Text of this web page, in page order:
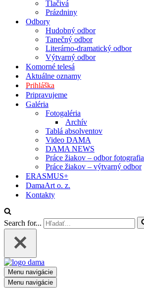
Tlačivá
Prázdniny
Odbory
Hudobný odbor
Tanečný odbor
Literárno-dramatický odbor
Výtvarný odbor
Komorné telesá
Aktuálne oznamy
Prihláška
Pripravujeme
Galéria
Fotogaléria
Archív
Tablá absolventov
Video DAMA
DAMA NEWS
Práce žiakov – odbor fotografia
Práce žiakov – výtvarný odbor
ERASMUS+
DamaArt o. z.
Kontakty
Search for...
Menu navigácie
Menu navigácie